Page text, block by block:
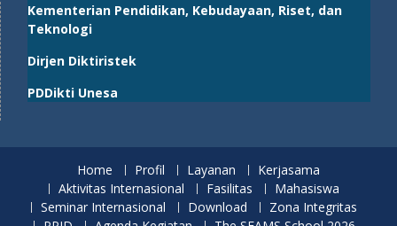
Kementerian Pendidikan, Kebudayaan, Riset, dan
Teknologi
Dirjen Diktiristek
PDDikti Unesa
Home Profil Layanan
Kerjasama
Aktivitas Internasional
Fasilitas
Mahasiswa
Seminar Internasional
Download
Zona Integritas